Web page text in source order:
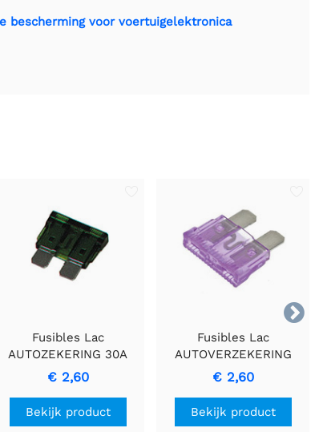
bescherming voor voertuigelektronica

Fusibles Lac
AUTOZEKERING 30A
(GROEN) - Autozekering
voor circuitbescherming
€ 2,60
Bekijk product
Fusibles Lac
AUTOVERZEKERING
35A Betrouwbare
€ 2,60
Bekijk product